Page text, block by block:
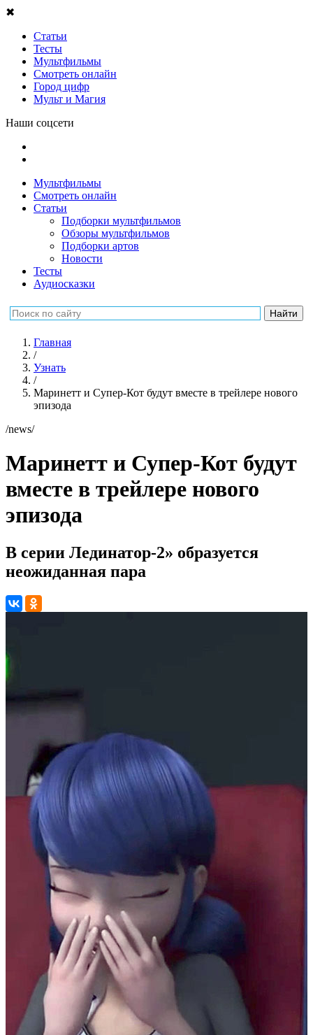
✖
Статьи
Тесты
Мультфильмы
Смотреть онлайн
Город цифр
Мульт и Магия
Наши соцсети
Мультфильмы
Смотреть онлайн
Статьи
Подборки мультфильмов
Обзоры мультфильмов
Подборки артов
Новости
Тесты
Аудиосказки
Главная
/
Узнать
/
Маринетт и Супер-Кот будут вместе в трейлере нового
эпизода
/news/
Маринетт и Супер-Кот будут
вместе в трейлере нового
эпизода
В серии Лединатор-2» образуется
неожиданная пара